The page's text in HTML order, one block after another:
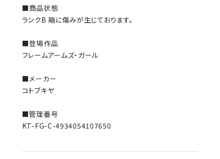
■商品状態
ランクB 箱に傷みが生じております。
■登場作品
フレームアームズ・ガール
■メーカー
コトブキヤ
■管理番号
KT-FG-C-4934054107650